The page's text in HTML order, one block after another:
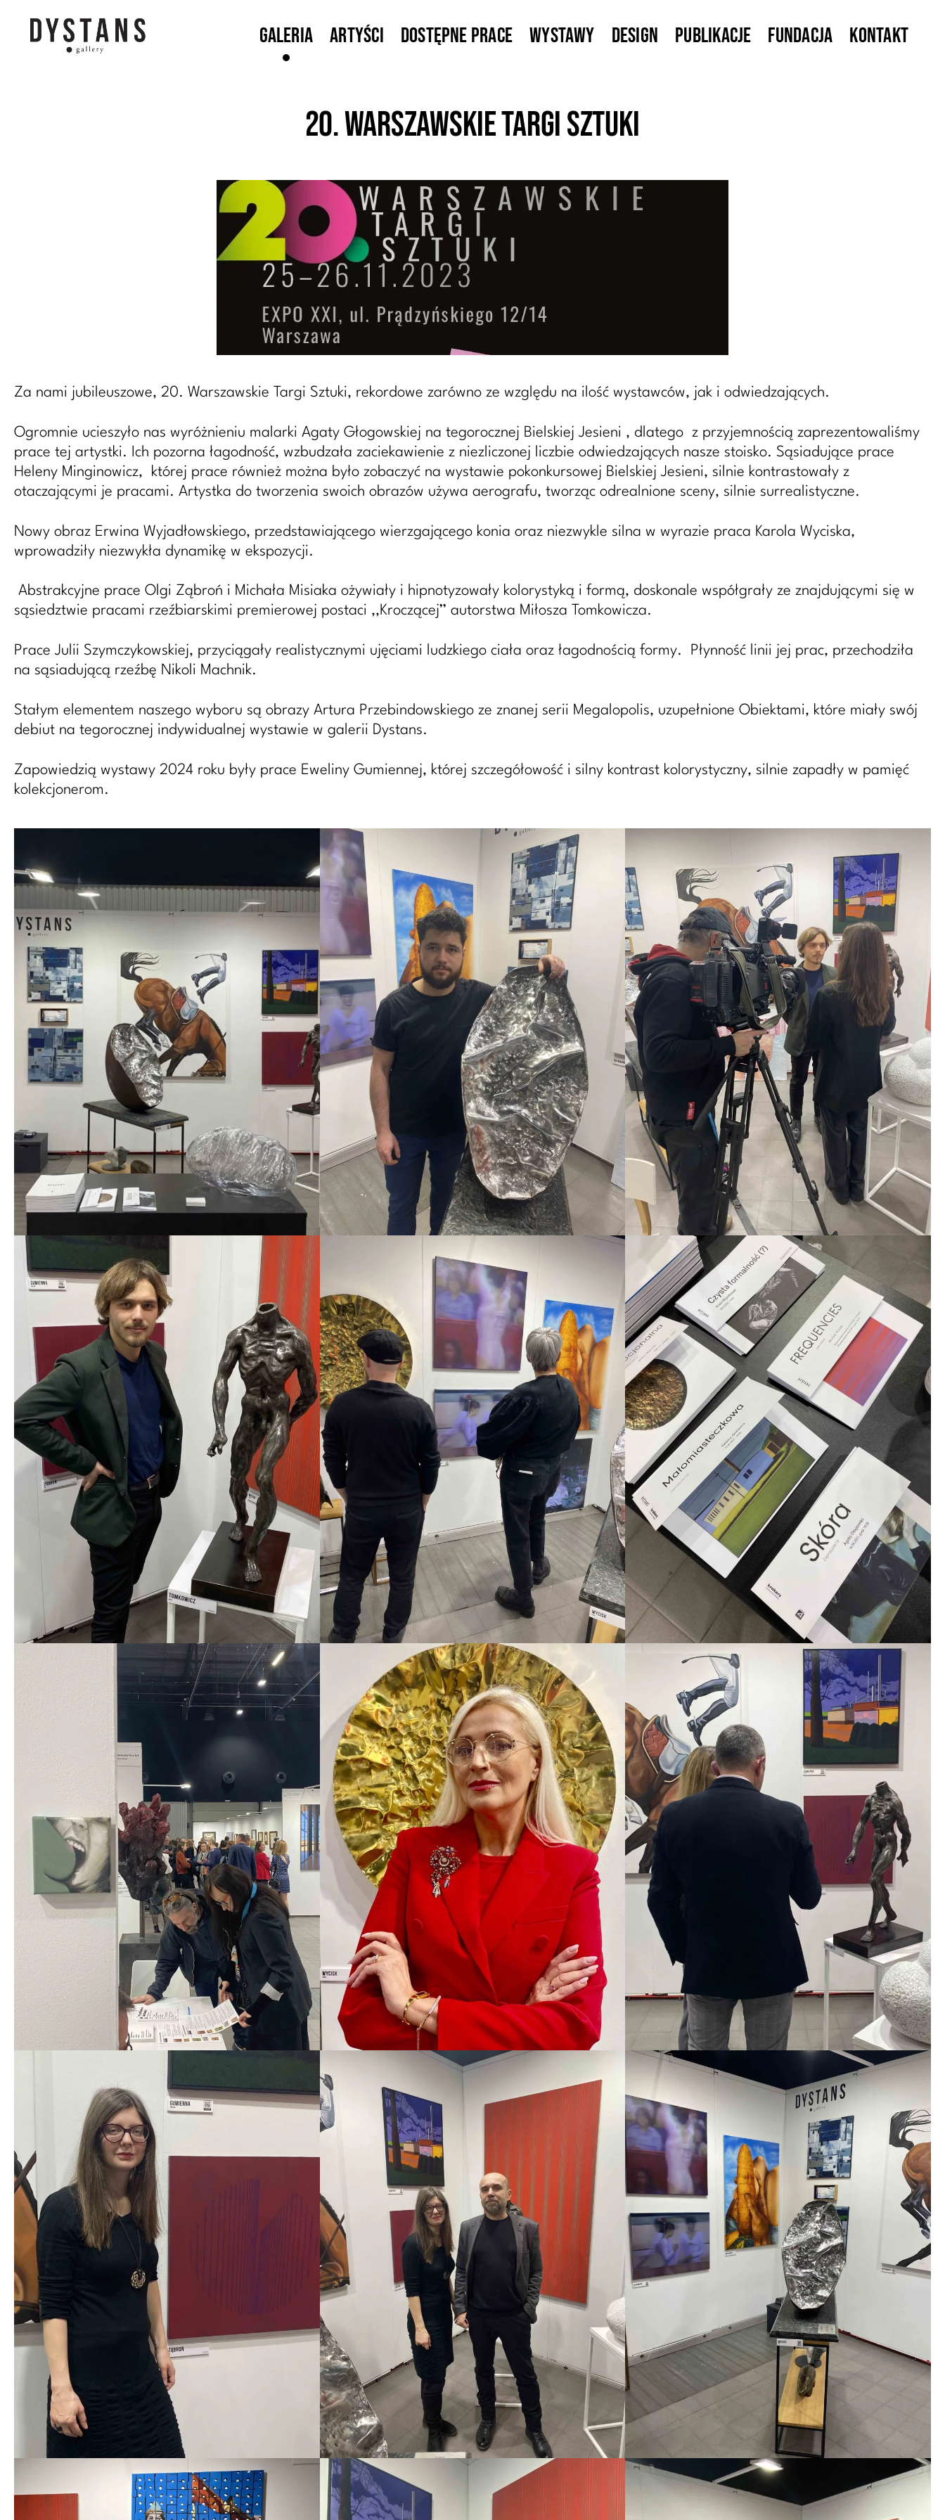
Galeria Artyści Dostępne prace Wystawy Design Publikacje Fundacja Kontakt
20. Warszawskie Targi Sztuki
Za nami jubileuszowe, 20. Warszawskie Targi Sztuki, rekordowe zarówno ze względu na ilość wystawców, jak i odwiedzających.
Ogromnie ucieszyło nas wyróżnieniu malarki Agaty Głogowskiej na tegorocznej Bielskiej Jesieni , dlatego z przyjemnością zaprezentowaliśmy
prace tej artystki. Ich pozorna łagodność, wzbudzała zaciekawienie z niezliczonej liczbie odwiedzających nasze stoisko. Sąsiadujące prace
Heleny Minginowicz, której prace również można było zobaczyć na wystawie pokonkursowej Bielskiej Jesieni, silnie kontrastowały z
otaczającymi je pracami. Artystka do tworzenia swoich obrazów używa aerografu, tworząc odrealnione sceny, silnie surrealistyczne.
Nowy obraz Erwina Wyjadłowskiego, przedstawiającego wierzgającego konia oraz niezwykle silna w wyrazie praca Karola Wyciska,
wprowadziły niezwykła dynamikę w ekspozycji.
Abstrakcyjne prace Olgi Ząbroń i Michała Misiaka ożywiały i hipnotyzowały kolorystyką i formą, doskonale współgrały ze znajdującymi się w
sąsiedztwie pracami rzeźbiarskimi premierowej postaci ,,Kroczącej’’ autorstwa Miłosza Tomkowicza.
Prace Julii Szymczykowskiej, przyciągały realistycznymi ujęciami ludzkiego ciała oraz łagodnością formy. Płynność linii jej prac, przechodziła
na sąsiadującą rzeźbę Nikoli Machnik.
Stałym elementem naszego wyboru są obrazy Artura Przebindowskiego ze znanej serii Megalopolis, uzupełnione Obiektami, które miały swój
debiut na tegorocznej indywidualnej wystawie w galerii Dystans.
Zapowiedzią wystawy 2024 roku były prace Eweliny Gumiennej, której szczegółowość i silny kontrast kolorystyczny, silnie zapadły w pamięć
kolekcjonerom.